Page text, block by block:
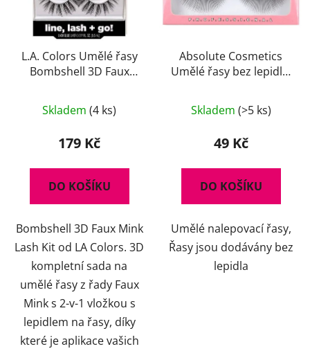
L.A. Colors Umělé řasy
Bombshell 3D Faux
hodnocení
produktu
5,0
z
hvězdiček.
Skladem (4 ks)
179 Kč
DO KOŠÍKU
Bombshell 3D Faux Mink
Lash Kit od LA Colors. 3D
kompletní sada na
umělé řasy z řady Faux
Mink s 2-v-1 vložkou s
lepidlem na řasy, díky
které je aplikace vašich
Absolute Cosmetics
Umělé řasy bez lepidla,
Skladem (>5 ks)
49 Kč
DO KOŠÍKU
Umělé nalepovací řasy,
Řasy jsou dodávány bez
lepidla